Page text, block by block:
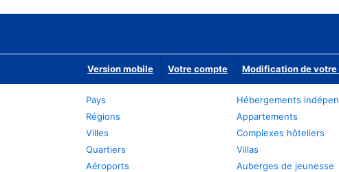
Version mobile Votre compte Modification de
Pays
Régions
Villes
Quartiers
Aéroports
Hébergements
Appartements
Complexes hôteliers
Villas
Auberges de jeunesse